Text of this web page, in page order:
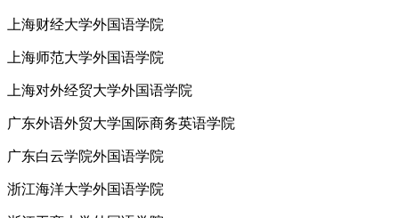
上海财经大学外国语学院
上海师范大学外国语学院
上海对外经贸大学外国语学院
广东外语外贸大学国际商务英语学院
广东白云学院外国语学院
浙江海洋大学外国语学院